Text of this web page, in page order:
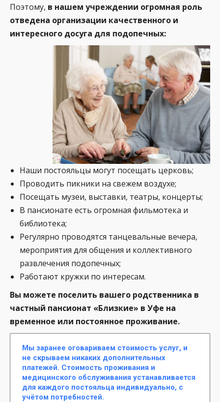
Поэтому, в нашем учреждении огромная роль
отведена организации качественного и
интересного досуга для подопечных:
Наши постояльцы могут посещать церковь;
Проводить пикники на свежем воздухе;
Посещать музеи, выставки, театры, концерты;
В пансионате есть огромная фильмотека и
библиотека;
Регулярно проводятся танцевальные вечера,
мероприятия для общения и коллективного
развлечения подопечных;
Работают кружки по интересам.
Вы можете поселить вашего родственника в
частный пансионат «Близкие» в Уфе на
временное или постоянное проживание.
Мы заранее оговариваем стоимость услуг, и
не скрываем никаких дополнительных
платежей. Стоимость проживания и
медицинского обслуживания устанавливается
для каждого постояльца индивидуально, с
учётом потребностей.